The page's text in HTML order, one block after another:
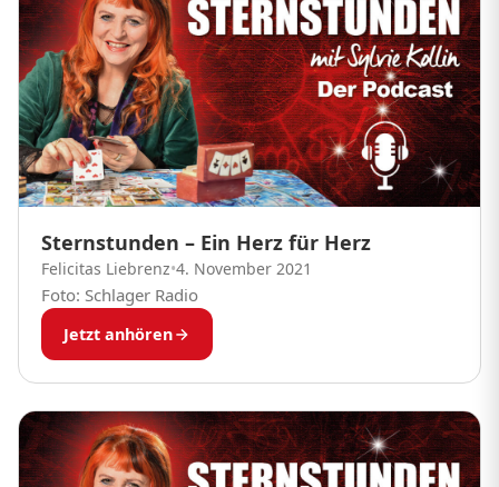
Sternstunden – Ein Herz für Herz
Felicitas Liebrenz•4. November 2021
Foto: Schlager Radio
Jetzt anhören